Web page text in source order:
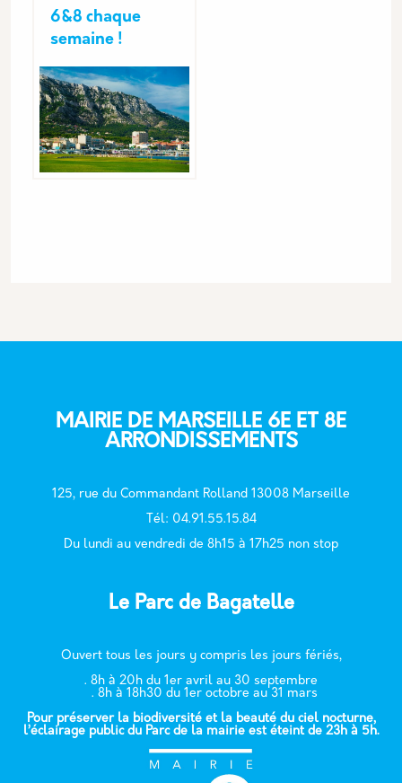
6&8 chaque
semaine !
MAIRIE DE MARSEILLE 6E ET 8E
ARRONDISSEMENTS
125, rue du Commandant Rolland 13008 Marseille
Tél: 04.91.55.15.84
Du lundi au vendredi de 8h15 à 17h25 non stop
Le Parc de Bagatelle
Ouvert tous les jours y compris les jours fériés,
. 8h à 20h du 1er avril au 30 septembre
. 8h à 18h30 du 1er octobre au 31 mars
Pour préserver la biodiversité et la beauté du ciel nocturne,
l’éclairage public du Parc de la mairie est éteint de 23h à 5h.